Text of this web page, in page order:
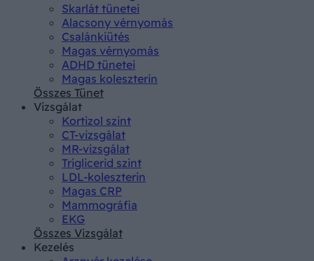
Skarlát tünetei
Alacsony vérnyomás
Csalánkiütés
Magas vérnyomás
ADHD tünetei
Magas koleszterin
Összes Tünet
Vizsgálat
Kortizol szint
CT-vizsgálat
MR-vizsgálat
Triglicerid szint
LDL-koleszterin
Magas CRP
Mammográfia
EKG
Összes Vizsgálat
Kezelés